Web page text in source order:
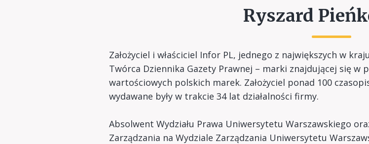
Ryszard
Założyciel i właściciel Infor PL, jednego z największych w
Twórca Dziennika Gazety Prawnej – marki znajdującej się w
wartościowych polskich marek. Założyciel ponad 100
wydawane były w trakcie 34 lat działalności firmy.
Absolwent Wydziału Prawa Uniwersytetu Warszawskiego
Zarządzania na Wydziale Zarządzania Uniwersytetu